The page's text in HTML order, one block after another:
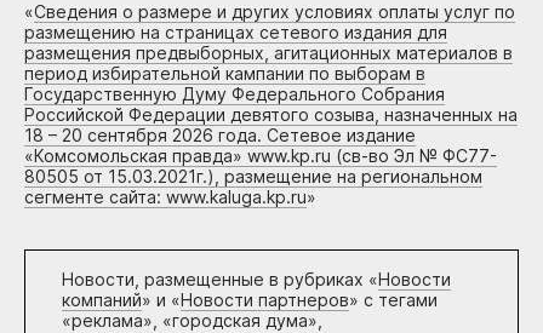
«Сведения о размере и других условиях оплаты услуг по
размещению на страницах сетевого издания для
размещения предвыборных, агитационных материалов в
период избирательной кампании по выборам в
Государственную Думу Федерального Собрания
Российской Федерации девятого созыва, назначенных на
18 – 20 сентября 2026 года. Сетевое издание
«Комсомольская правда» www.kp.ru (св-во Эл № ФС77-
80505 от 15.03.2021г.), размещение на региональном
сегменте сайта: www.kaluga.kp.ru»
Новости, размещенные в рубриках «Новости
компаний» и «Новости партнеров» с тегами
«реклама», «городская дума»,